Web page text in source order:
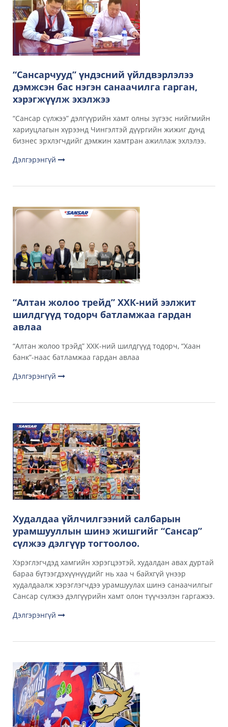
“Сансарчууд” үндэсний үйлдвэрлэлээ
дэмжсэн бас нэгэн санаачилга гарган,
хэрэгжүүлж эхэлжээ
“Сансар сүлжээ” дэлгүүрийн хамт олны зүгээс нийгмийн
хариуцлагын хүрээнд Чингэлтэй дүүргийн жижиг дунд
бизнес эрхлэгчдийг дэмжин хамтран ажиллаж эхлэлээ.
Дэлгэрэнгүй
“Алтан жолоо трейд” ХХК-ний ээлжит
шилдгүүд тодорч батламжаа гардан
авлаа
“Алтан жолоо трэйд” ХХК-ний шилдгүүд тодорч, “Хаан
банк”-наас батламжаа гардан авлаа
Дэлгэрэнгүй
Худалдаа үйлчилгээний салбарын
урамшууллын шинэ жишгийг “Сансар”
сүлжээ дэлгүүр тогтоолоо.
Хэрэглэгчдэд хамгийн хэрэгцээтэй, худалдан авах дуртай
бараа бүтээгдэхүүнүүдийг нь хаа ч байхгүй үнээр
худалдаалж хэрэглэгчдээ урамшуулах шинэ санаачилгыг
Сансар сүлжээ дэлгүүрийн хамт олон түүчээлэн гаргажээ.
Дэлгэрэнгүй